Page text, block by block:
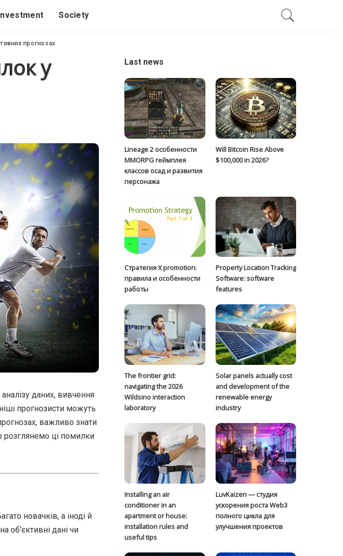
Society
прогнозах
у
даних, вивчення
прогнозисти можуть
важливо знати
розглянемо ці помилки
новачків, а іноді й
об’єктивні дані чи
Last news
Lineage 2 особенности
MMORPG геймплея
классов осад и развития
персонажа
Will Bitcoin Rise Above
$100,000 in 2026?
Стратегия Х promotion:
правила и особенности
работы
Property Location Tracking
Software: software
features
The frontier grid:
navigating the 2026
Wildsino interaction
laboratory
Solar panels actually cost
and development of the
renewable energy
industry
Installing an air
conditioner in an
apartment or house:
installation rules and
useful tips
LuvKaizen — студия
ускорения роста Web3
полного цикла для
улучшения проектов